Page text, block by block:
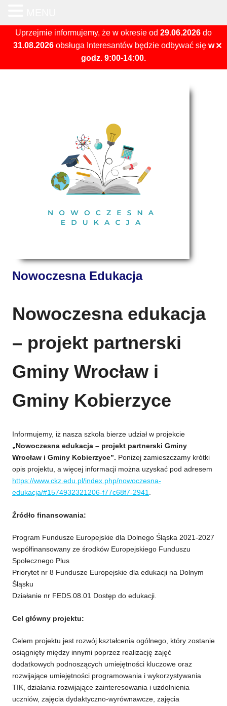
Uprzejmie informujemy, że w okresie od 29.06.2026 do
31.08.2026 obsługa Interesantów będzie odbywać się w
godz. 9:00-14:00.
✕
Nowoczesna Edukacja
Nowoczesna edukacja
– projekt partnerski
Gminy Wrocław i
Gminy Kobierzyce
Informujemy, iż nasza szkoła bierze udział w projekcie
„Nowoczesna edukacja – projekt partnerski Gminy
Wrocław i Gminy Kobierzyce”. Poniżej zamieszczamy krótki
opis projektu, a więcej informacji można uzyskać pod adresem
https://www.ckz.edu.pl/index.php/nowoczesna-
edukacja/#1574932321206-f77c68f7-2941
Źródło finansowania:
Program Fundusze Europejskie dla Dolnego Śląska 2021-2027
współfinansowany ze środków Europejskiego Funduszu
Społecznego Plus
Priorytet nr 8 Fundusze Europejskie dla edukacji na Dolnym
Śląsku
Działanie nr FEDS.08.01 Dostęp do edukacji.
Cel główny projektu:
Celem projektu jest rozwój kształcenia ogólnego, który zostanie
osiągnięty między innymi poprzez realizację zajęć
dodatkowych podnoszących umiejętności kluczowe oraz
rozwijające umiejętności programowania i wykorzystywania
TIK, działania rozwijające zainteresowania i uzdolnienia
uczniów, zajęcia dydaktyczno-wyrównawcze, zajęcia